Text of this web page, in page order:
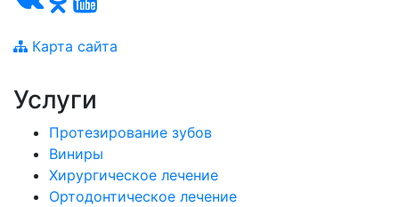
Карта сайта
Услуги
Протезирование зубов
Виниры
Хирургическое лечение
Ортодонтическое лечение